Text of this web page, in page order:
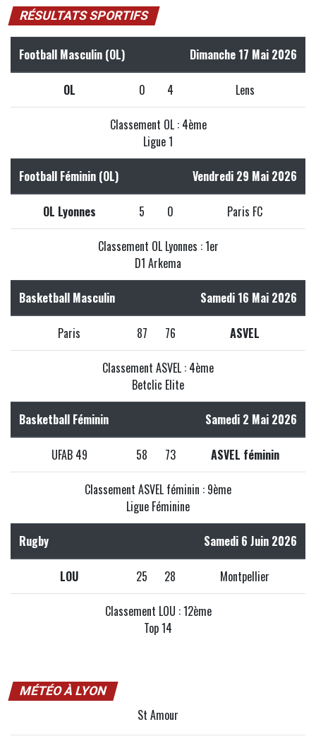
RÉSULTATS SPORTIFS
Football Masculin (OL) Dimanche 17 Mai 2026
OL 0 4 Lens
Classement OL : 4ème
Ligue 1
Football Féminin (OL) Vendredi 29 Mai 2026
OL Lyonnes 5 0 Paris FC
Classement OL Lyonnes : 1er
D1 Arkema
Basketball Masculin Samedi 16 Mai 2026
Paris 87 76 ASVEL
Classement ASVEL : 4ème
Betclic Elite
Basketball Féminin Samedi 2 Mai 2026
UFAB 49 58 73 ASVEL féminin
Classement ASVEL féminin : 9ème
Ligue Féminine
Rugby Samedi 6 Juin 2026
LOU 25 28 Montpellier
Classement LOU : 12ème
Top 14
MÉTÉO À LYON
St Amour